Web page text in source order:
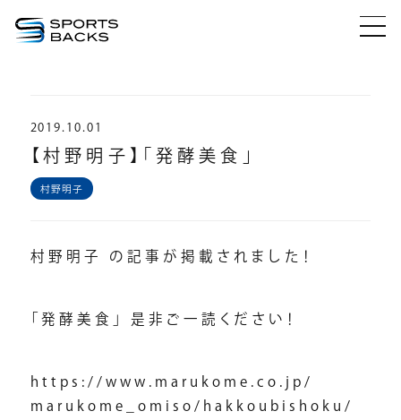
2019.10.01
【村野明子】「発酵美食」
村野明子
村野明子 の記事が掲載されました！
「発酵美食」 是非ご一読ください！
https://www.marukome.co.jp/
marukome_omiso/hakkoubishoku/